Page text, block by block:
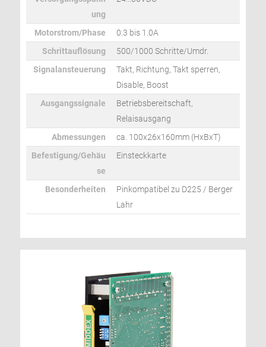
ung
Motorstrom/Phase
0.3 bis 1.0A
Schrittauflösung
500/1000 Schritte/Umdr.
Signalansteuerung
Takt, Richtung, Takt sperren,
Disable, Boost
Ausgangssignale
Betriebsbereitschaft,
Relaisausgang
Abmessungen
ca. 100x26x160mm (HxBxT)
Befestigung/Gehäu
se
Einsteckkarte
Besonderheiten
Pinkompatibel zu D225 / Berger
Lahr